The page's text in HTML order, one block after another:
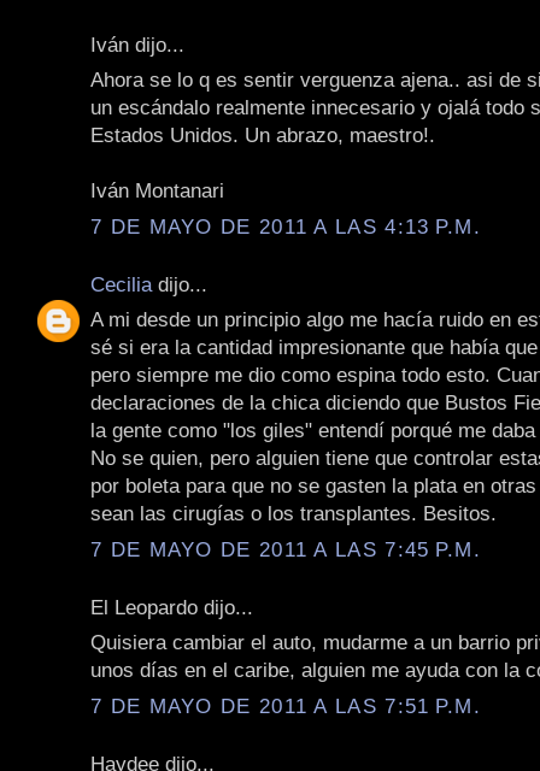
Iván dijo...
Ahora se lo q es sentir verguenza ajena.. asi de
un escándalo realmente innecesario y ojalá todo
Estados Unidos. Un abrazo, maestro!.
Iván Montanari
7 DE MAYO DE 2011 A LAS 4:13 P.M.
Cecilia dijo...
A mi desde un principio algo me hacía ruido en
sé si era la cantidad impresionante que había
pero siempre me dio como espina todo esto.
declaraciones de la chica diciendo que Bustos
la gente como "los giles" entendí porqué me
No se quien, pero alguien tiene que controlar
por boleta para que no se gasten la plata en
sean las cirugías o los transplantes. Besitos.
7 DE MAYO DE 2011 A LAS 7:45 P.M.
El Leopardo dijo...
Quisiera cambiar el auto, mudarme a un barrio
unos días en el caribe, alguien me ayuda con la
7 DE MAYO DE 2011 A LAS 7:51 P.M.
Haydee dijo...